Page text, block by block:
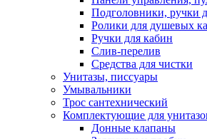
Подголовники, ручки
Ролики для душевых
Ручки для кабин
Слив-перелив
Средства для чистки
Унитазы, писсуары
Умывальники
Трос сантехнический
Комплектующие для
Донные клапаны